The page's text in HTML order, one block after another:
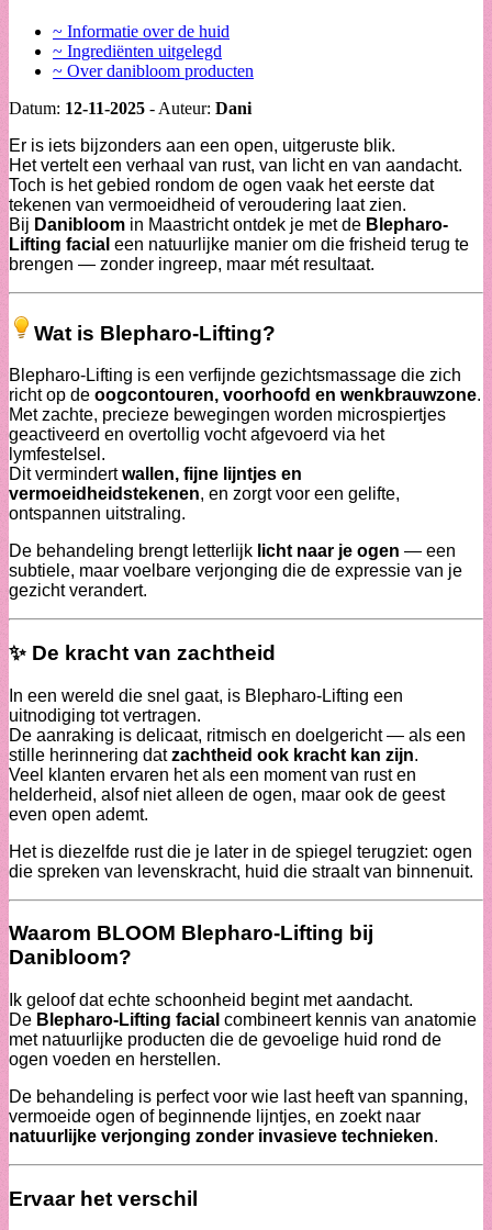
~ Informatie over de huid
~ Ingrediënten uitgelegd
~ Over danibloom producten
Datum: 12-11-2025 - Auteur: Dani
Er is iets bijzonders aan een open, uitgeruste blik.
Het vertelt een verhaal van rust, van licht en van aandacht.
Toch is het gebied rondom de ogen vaak het eerste dat
tekenen van vermoeidheid of veroudering laat zien.
Bij Danibloom in Maastricht ontdek je met de Blepharo-
Lifting facial een natuurlijke manier om die frisheid terug te
brengen — zonder ingreep, maar mét resultaat.
Wat is Blepharo-Lifting?
Blepharo-Lifting is een verfijnde gezichtsmassage die zich
richt op de oogcontouren, voorhoofd en wenkbrauwzone.
Met zachte, precieze bewegingen worden microspiertjes
geactiveerd en overtollig vocht afgevoerd via het
lymfestelsel.
Dit vermindertwallen, fijne lijntjes en
vermoeidheidstekenen, en zorgt voor een gelifte,
ontspannen uitstraling.
De behandeling brengt letterlijk licht naar je ogen — een
subtiele, maar voelbare verjonging die de expressie van je
gezicht verandert.
✨ De kracht van zachtheid
In een wereld die snel gaat, is Blepharo-Lifting een
uitnodiging tot vertragen.
De aanraking is delicaat, ritmisch en doelgericht — als een
stille herinnering datzachtheid ook kracht kan zijn.
Veel klanten ervaren het als een moment van rust en
helderheid, alsof niet alleen de ogen, maar ook de geest
even open ademt.
Het is diezelfde rust die je later in de spiegel terugziet: ogen
die spreken van levenskracht, huid die straalt van binnenuit.
Waarom BLOOM Blepharo-Lifting bij
Danibloom?
Ik geloof dat echte schoonheid begint met aandacht.
De Blepharo-Lifting facial combineert kennis van anatomie
met natuurlijke producten die de gevoelige huid rond de
ogen voeden en herstellen.
De behandeling is perfect voor wie last heeft van spanning,
vermoeide ogen of beginnende lijntjes, en zoekt naar
natuurlijke verjonging zonder invasieve technieken.
Ervaar het verschil